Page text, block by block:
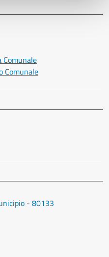
Comunale
Comunale
- 80133